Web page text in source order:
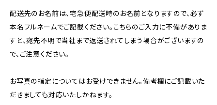
配送先のお名前は、宅急便配送時のお名前となりますので、必ず
本名フルネームでご記載ください。こちらのご入力に不備がありま
すと、宛先不明で当社まで返送されてしまう場合がございますの
で、ご注意ください。
お写真の指定についてはお受けできません。備考欄にご記載いた
だきましても対応いたしかねます。